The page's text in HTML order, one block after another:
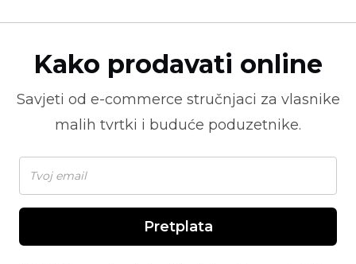
Kako prodavati online
Savjeti od e-commerce stručnjaci za vlasnike
malih tvrtki i buduće poduzetnike.
Pretplata